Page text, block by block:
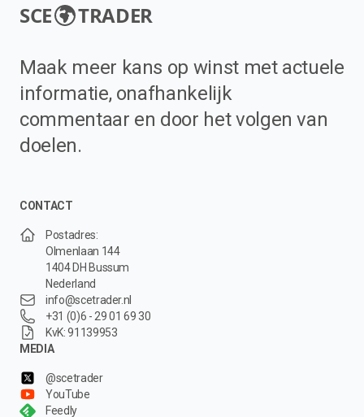
SCE TRADER
Maak meer kans op winst met actuele
informatie, onafhankelijk
commentaar en door het volgen van
doelen.
CONTACT
Postadres:
Olmenlaan 144
1404 DH Bussum
Nederland
info@scetrader.nl
+31 (0)6 - 29 01 69 30
KvK: 91139953
MEDIA
@scetrader
YouTube
Feedly